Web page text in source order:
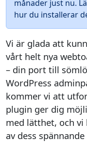
månader just nu.
hur du installerar
Vi är glada att
vårt helt nya
– din port till
WordPress
kommer vi att
plugin ger dig
med lätthet, och
av dess